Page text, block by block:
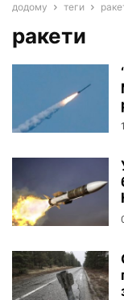
додому теги
ракети